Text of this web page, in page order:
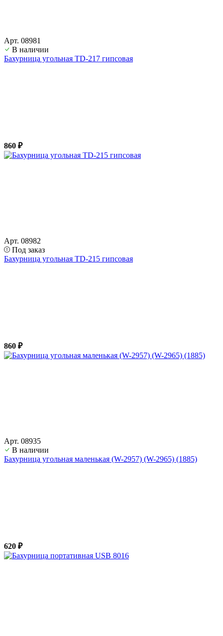
Арт. 08981
В наличии
Бахурница угольная TD-217 гипсовая
860 ₽
Арт. 08982
Под заказ
Бахурница угольная TD-215 гипсовая
860 ₽
Арт. 08935
В наличии
Бахурница угольная маленькая (W-2957) (W-2965) (1885)
620 ₽